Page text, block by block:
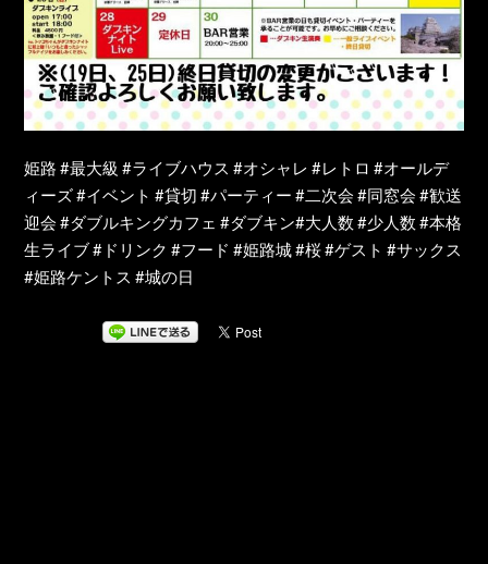
姫路 #最大級 #ライブハウス #オシャレ #レトロ #オールデ
ィーズ #イベント #貸切 #パーティー #二次会 #同窓会 #歓送
迎会 #ダブルキングカフェ #ダブキン#大人数 #少人数 #本格
生ライブ #ドリンク #フード #姫路城 #桜 #ゲスト #サックス
#姫路ケントス #城の日